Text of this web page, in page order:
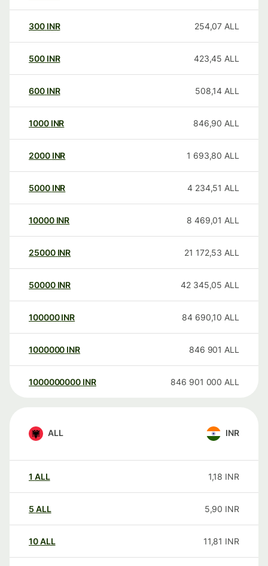
300 INR 254,07 ALL
500 INR 423,45 ALL
600 INR 508,14 ALL
1000 INR 846,90 ALL
2000 INR 1 693,80 ALL
5000 INR 4 234,51 ALL
10000 INR 8 469,01 ALL
25000 INR 21 172,53 ALL
50000 INR 42 345,05 ALL
100000 INR 84 690,10 ALL
1000000 INR 846 901 ALL
1000000000 INR 846 901 000 ALL
ALL INR
1 ALL 1,18 INR
5 ALL 5,90 INR
10ALL 11,81 INR